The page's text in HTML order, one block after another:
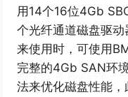
用14个16位4Gb
个光纤通道磁盘驱动
来使用时，可使用
完整的4Gb SAN环
法来优化磁盘性能，